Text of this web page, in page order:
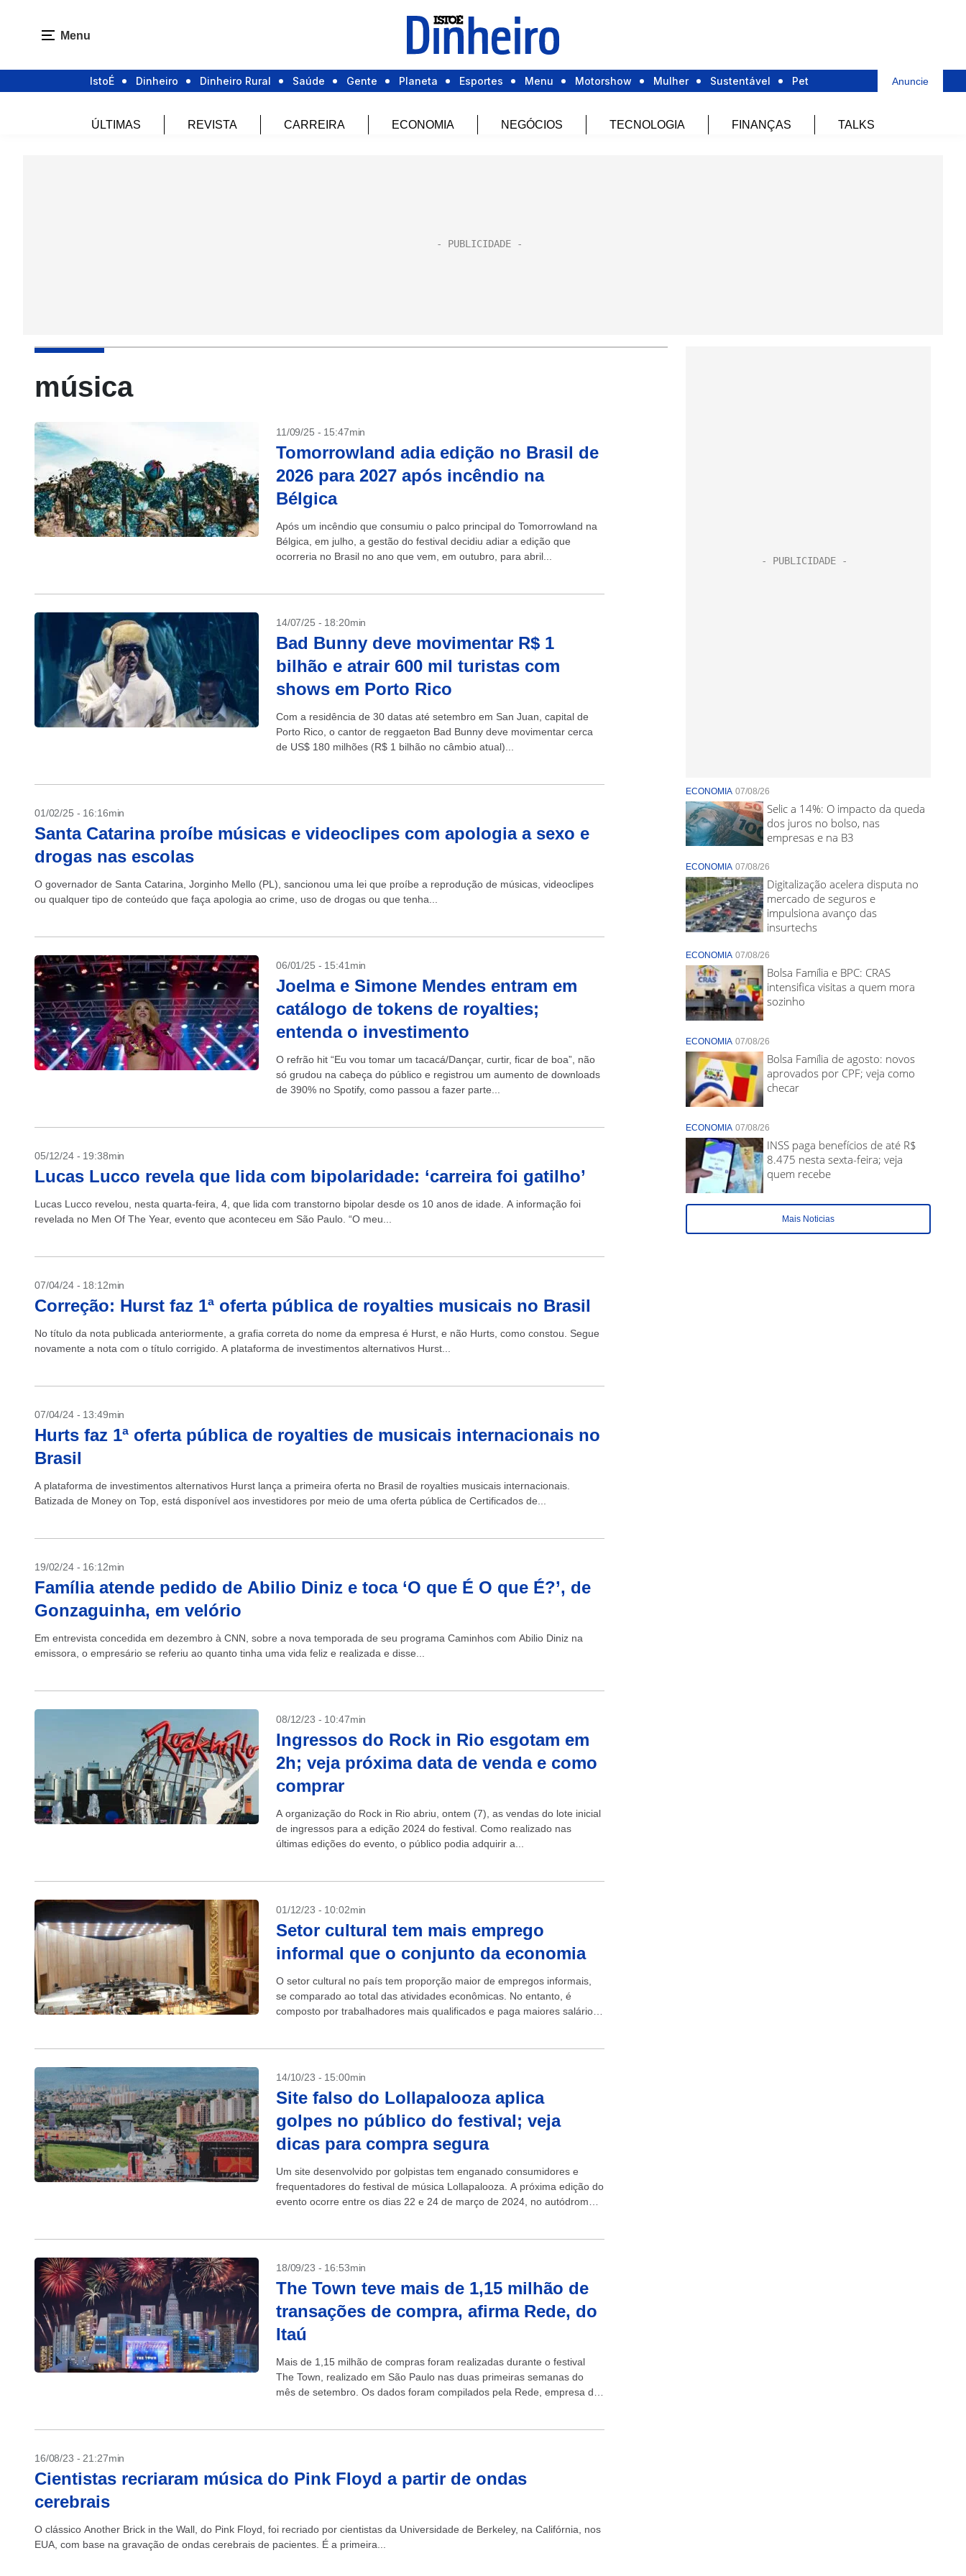
Menu
IstoÉ Dinheiro Dinheiro Rural Saúde Gente Planeta Esportes Menu Motorshow Mulher Sustentável Pet Anuncie
ÚLTIMAS REVISTA CARREIRA ECONOMIA NEGÓCIOS TECNOLOGIA FINANÇAS TALKS
música
11/09/25 - 15:47min
Tomorrowland adia edição no Brasil de
2026 para 2027 após incêndio na
Bélgica
Após um incêndio que consumiu o palco principal do Tomorrowland na
Bélgica, em julho, a gestão do festival decidiu adiar a edição que
ocorreria no Brasil no ano que vem, em outubro, para abril...
14/07/25 - 18:20min
Bad Bunny deve movimentar R$ 1
bilhão e atrair 600 mil turistas com
shows em Porto Rico
Com a residência de 30 datas até setembro em San Juan, capital de
Porto Rico, o cantor de reggaeton Bad Bunny deve movimentar cerca
de US$ 180 milhões (R$ 1 bilhão no câmbio atual)...
01/02/25 - 16:16min
Santa Catarina proíbe músicas e videoclipes com apologia a sexo e
drogas nas escolas
O governador de Santa Catarina, Jorginho Mello (PL), sancionou uma lei que proíbe a reprodução de músicas, videoclipes
ou qualquer tipo de conteúdo que faça apologia ao crime, uso de drogas ou que tenha...
06/01/25 - 15:41min
Joelma e Simone Mendes entram em
catálogo de tokens de royalties;
entenda o investimento
O refrão hit “Eu vou tomar um tacacá/Dançar, curtir, ficar de boa”, não
só grudou na cabeça do público e registrou um aumento de downloads
de 390% no Spotify, como passou a fazer parte...
05/12/24 - 19:38min
Lucas Lucco revela que lida com bipolaridade: ‘carreira foi gatilho’
Lucas Lucco revelou, nesta quarta-feira, 4, que lida com transtorno bipolar desde os 10 anos de idade. A informação foi
revelada no Men Of The Year, evento que aconteceu em São Paulo. “O meu...
07/04/24 - 18:12min
Correção: Hurst faz 1ª oferta pública de royalties musicais no Brasil
No título da nota publicada anteriormente, a grafia correta do nome da empresa é Hurst, e não Hurts, como constou. Segue
novamente a nota com o título corrigido. A plataforma de investimentos alternativos Hurst...
07/04/24 - 13:49min
Hurts faz 1ª oferta pública de royalties de musicais internacionais no
Brasil
A plataforma de investimentos alternativos Hurst lança a primeira oferta no Brasil de royalties musicais internacionais.
Batizada de Money on Top, está disponível aos investidores por meio de uma oferta pública de Certificados de...
19/02/24 - 16:12min
Família atende pedido de Abilio Diniz e toca ‘O que É O que É?’, de
Gonzaguinha, em velório
Em entrevista concedida em dezembro à CNN, sobre a nova temporada de seu programa Caminhos com Abilio Diniz na
emissora, o empresário se referiu ao quanto tinha uma vida feliz e realizada e disse...
08/12/23 - 10:47min
Ingressos do Rock in Rio esgotam em
2h; veja próxima data de venda e como
comprar
A organização do Rock in Rio abriu, ontem (7), as vendas do lote inicial
de ingressos para a edição 2024 do festival. Como realizado nas
últimas edições do evento, o público podia adquirir a...
01/12/23 - 10:02min
Setor cultural tem mais emprego
informal que o conjunto da economia
O setor cultural no país tem proporção maior de empregos informais,
se comparado ao total das atividades econômicas. No entanto, é
composto por trabalhadores mais qualificados e paga maiores salários.
14/10/23 - 15:00min
Site falso do Lollapalooza aplica
golpes no público do festival; veja
dicas para compra segura
Um site desenvolvido por golpistas tem enganado consumidores e
frequentadores do festival de música Lollapalooza. A próxima edição do
evento ocorre entre os dias 22 e 24 de março de 2024, no autódromos
18/09/23 - 16:53min
The Town teve mais de 1,15 milhão de
transações de compra, afirma Rede, do
Itaú
Mais de 1,15 milhão de compras foram realizadas durante o festival
The Town, realizado em São Paulo nas duas primeiras semanas do
mês de setembro. Os dados foram compilados pela Rede, empresa de
16/08/23 - 21:27min
Cientistas recriaram música do Pink Floyd a partir de ondas
cerebrais
O clássico Another Brick in the Wall, do Pink Floyd, foi recriado por cientistas da Universidade de Berkeley, na Califórnia, nos
EUA, com base na gravação de ondas cerebrais de pacientes. É a primeira...
ECONOMIA 07/08/26
Selic a 14%: O impacto da queda
dos juros no bolso, nas
empresas e na B3
ECONOMIA 07/08/26
Digitalização acelera disputa no
mercado de seguros e
impulsiona avanço das
insurtechs
ECONOMIA 07/08/26
Bolsa Família e BPC: CRAS
intensifica visitas a quem mora
sozinho
ECONOMIA 07/08/26
Bolsa Família de agosto: novos
aprovados por CPF; veja como
checar
ECONOMIA 07/08/26
INSS paga benefícios de até R$
8.475 nesta sexta-feira; veja
quem recebe
Mais Noticias